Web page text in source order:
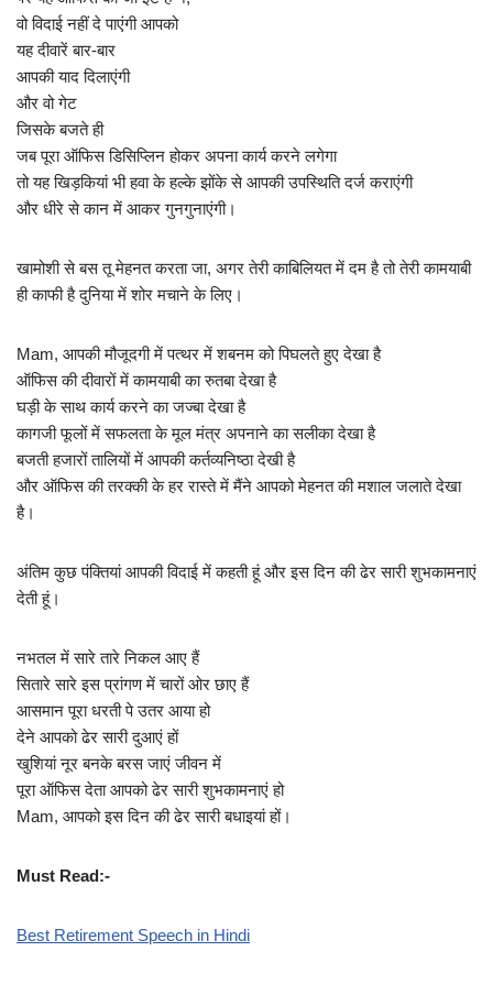
वो विदाई नहीं दे पाएंगी आपको
यह दीवारें बार-बार
आपकी याद दिलाएंगी
और वो गेट
जिसके बजते ही
जब पूरा ऑफिस डिसिप्लिन होकर अपना कार्य करने लगेगा
तो यह खिड़कियां भी हवा के हल्के झोंके से आपकी उपस्थिति दर्ज कराएंगी
और धीरे से कान में आकर गुनगुनाएंगी।
खामोशी से बस तू मेहनत करता जा, अगर तेरी काबिलियत में दम है तो तेरी कामयाबी
ही काफी है दुनिया में शोर मचाने के लिए।
Mam, आपकी मौजूदगी में पत्थर में शबनम को पिघलते हुए देखा है
ऑफिस की दीवारों में कामयाबी का रुतबा देखा है
घड़ी के साथ कार्य करने का जज्बा देखा है
कागजी फूलों में सफलता के मूल मंत्र अपनाने का सलीका देखा है
बजती हजारों तालियों में आपकी कर्तव्यनिष्ठा देखी है
और ऑफिस की तरक्की के हर रास्ते में मैंने आपको मेहनत की मशाल जलाते देखा
है।
अंतिम कुछ पंक्तियां आपकी विदाई में कहती हूं और इस दिन की ढेर सारी शुभकामनाएं
देती हूं।
नभतल में सारे तारे निकल आए हैं
सितारे सारे इस प्रांगण में चारों ओर छाए हैं
आसमान पूरा धरती पे उतर आया हो
देने आपको ढेर सारी दुआएं हों
खुशियां नूर बनके बरस जाएं जीवन में
पूरा ऑफिस देता आपको ढेर सारी शुभकामनाएं हो
Mam, आपको इस दिन की ढेर सारी बधाइयां हों।
Must Read:-
Best Retirement Speech in Hindi